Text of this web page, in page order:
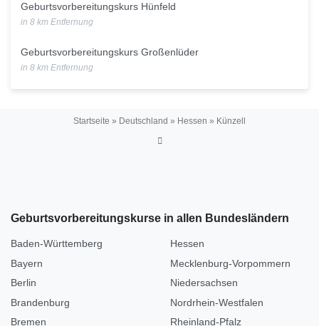
Geburtsvorbereitungskurs Hünfeld
in 8 km Entfernung
Geburtsvorbereitungskurs Großenlüder
in 8 km Entfernung
Startseite » Deutschland » Hessen » Künzell
Geburtsvorbereitungskurse in allen Bundesländern
Baden-Württemberg
Bayern
Berlin
Brandenburg
Bremen
Hessen
Mecklenburg-Vorpommern
Niedersachsen
Nordrhein-Westfalen
Rheinland-Pfalz